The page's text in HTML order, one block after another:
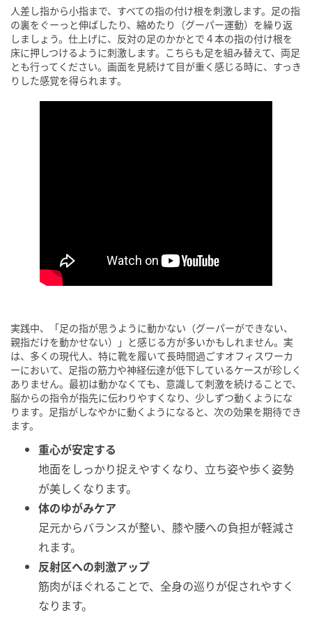
人差し指から小指まで、すべての指の付け根を刺激します。足の指
の裏をぐーっと伸ばしたり、縮めたり（グーパー運動）を繰り返
しましょう。仕上げに、反対の足のかかとで４本の指の付け根を
床に押しつけるように刺激します。こちらも足を組み替えて、両足
とも行ってください。画面を見続けて目が重く感じる時に、すっき
りした感覚を得られます。
実践中、「足の指が思うように動かない（グーパーができない、
親指だけを動かせない）」と感じる方が多いかもしれません。実
は、多くの現代人、特に靴を履いて長時間過ごすオフィスワーカ
ーにおいて、足指の筋力や神経伝達が低下しているケースが珍しく
ありません。最初は動かなくても、意識して刺激を続けることで、
脳からの指令が指先に伝わりやすくなり、少しずつ動くようにな
ります。足指がしなやかに動くようになると、次の効果を期待でき
ます。
重心が安定する
地面をしっかり捉えやすくなり、立ち姿や歩く姿勢
が美しくなります。
体のゆがみケア
足元からバランスが整い、膝や腰への負担が軽減さ
れます。
反射区への刺激アップ
筋肉がほぐれることで、全身の巡りが促されやすく
なります。